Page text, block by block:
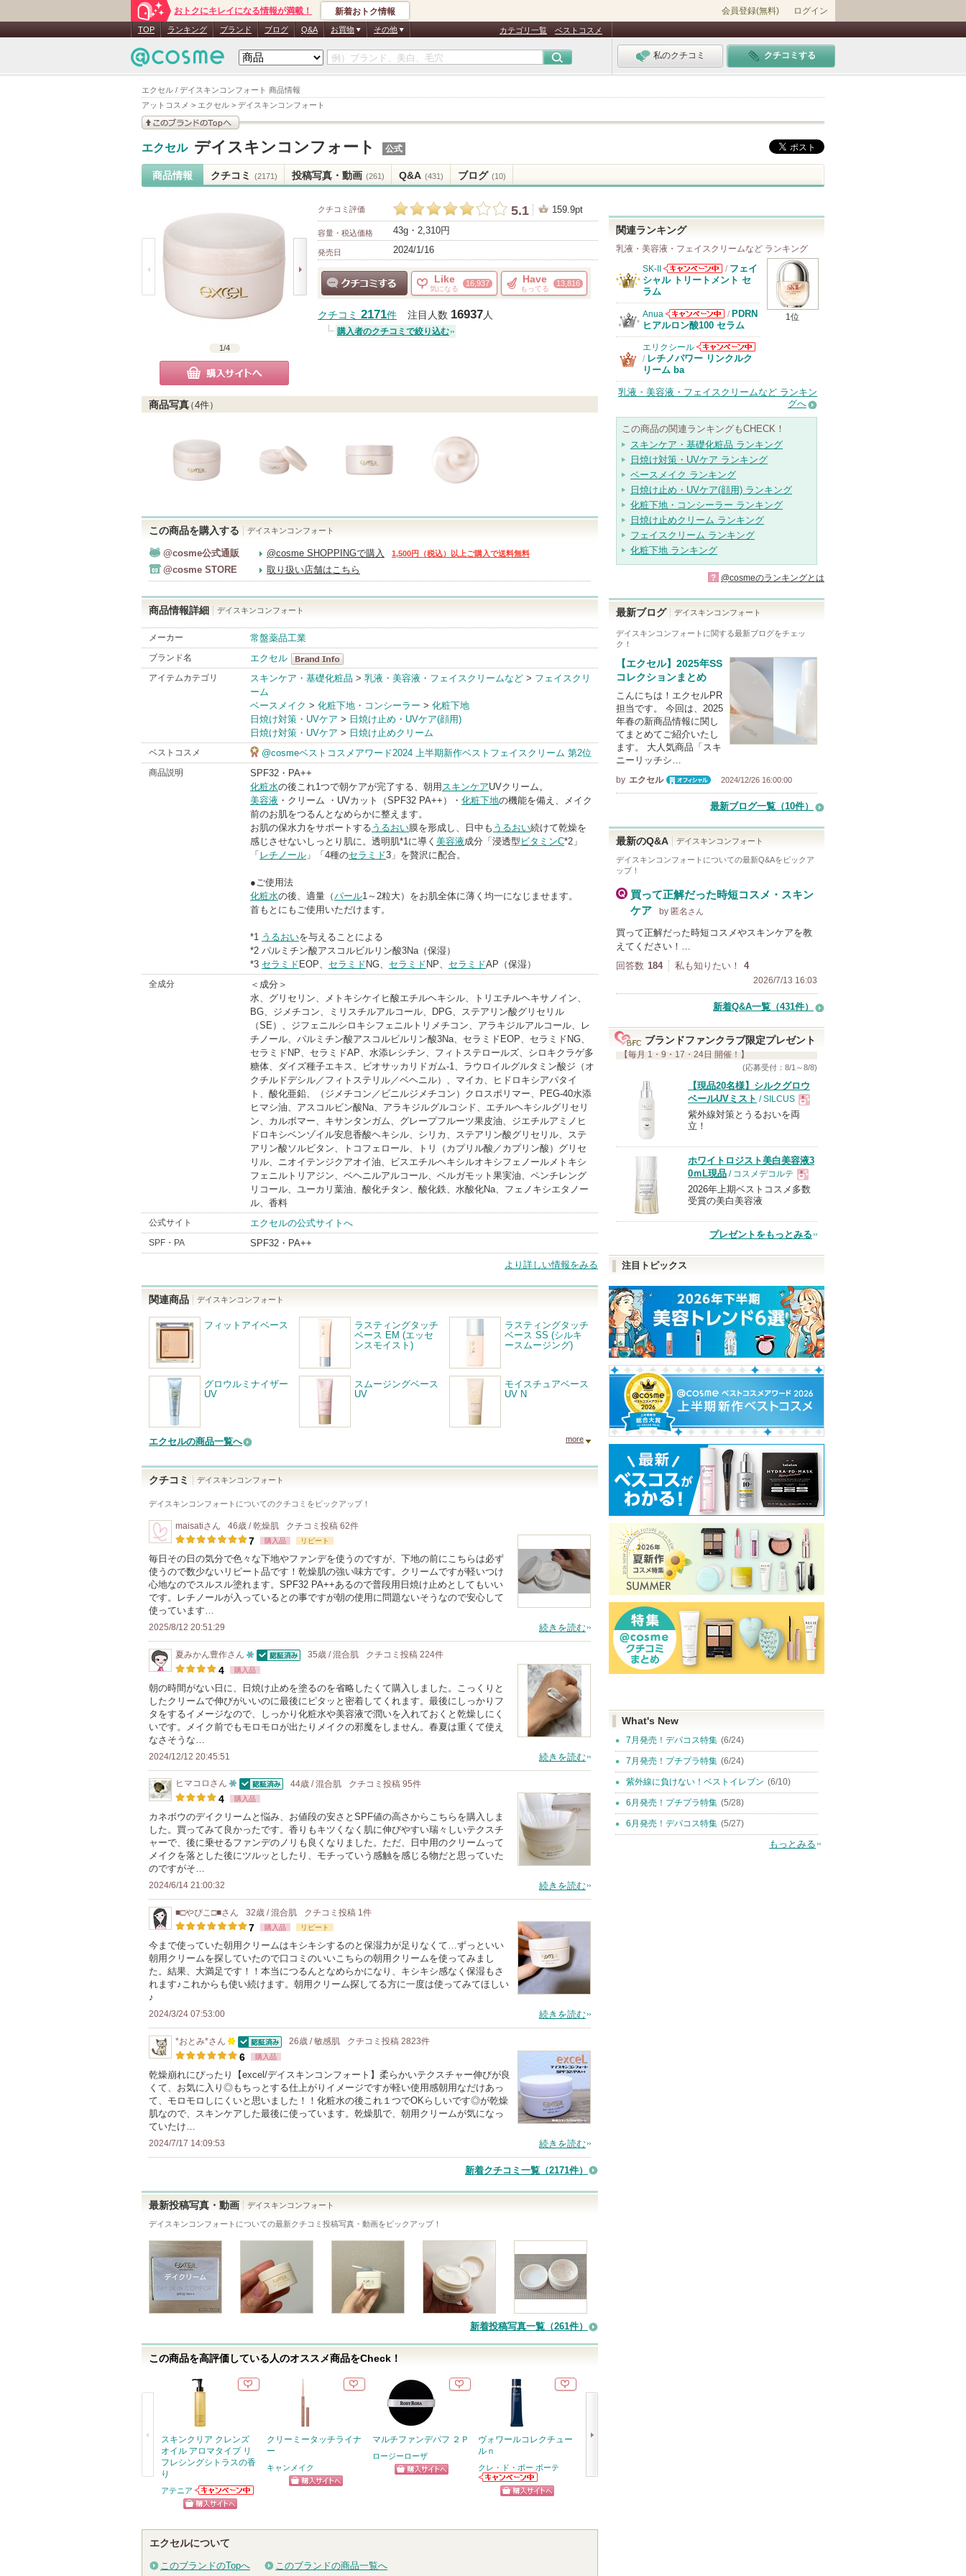
エクセル / デイスキンコンフォート 商品情報
アットコスメ > エクセル > デイスキンコンフォート
おトクにキレイになる情報が満載！ 新着おトク情報 会員登録(無料) ログイン
TOP ランキング ブランド ブログ Q&A お買物 その他 カテゴリ一覧 ベストコスメ
私のクチコミ クチコミする
このブランドの情報を
エクセル デイスキンコンフォート 公式
商品情報 クチコミ (2171) 投稿写真・動画 (261) Q&A (431) ブログ (10)
1/4
購入サイトへ
クチコミ評価 5.1 159.9pt
容量・税込価格 43g・2,310円
発売日 2024/1/16
Like
気になる
16,937 Have
もってる
13,816
クチコミ 2171件 注目人数 16937人
購入者のクチコミで絞り込む
商品写真（4件）
この商品を購入する デイスキンコンフォート
@cosme公式通販 @cosme SHOPPINGで購入 1,500円（税込）以上ご購入で送料無料
@cosme STORE 取り扱い店舗はこちら
商品情報詳細 デイスキンコンフォート
メーカー 常盤薬品工業
ブランド名
エクセル
エクセル
アイテムカテゴリ スキンケア・基礎化粧品 > 乳液・美容液・フェイスクリームなど > フェイスクリ
ーム
ベースメイク > 化粧下地・コンシーラー > 化粧下地
日焼け対策・UVケア > 日焼け止め・UVケア(顔用)
日焼け対策・UVケア > 日焼け止めクリーム
ベストコスメ @cosmeベストコスメアワード2024 上半期新作ベストフェイスクリーム 第2位
商品説明
SPF32・PA++
化粧水の後これ1つで朝ケアが完了する、朝用 スキンケアUVクリーム。
美容液 ・クリーム ・UVカット（SPF32 PA++）・ 化粧下地の機能を備え、メイク
前のお肌をつるんとなめらかに整えます。
お肌の保水力をサポートする うるおい膜を形成し、日中も うるおい続けて乾燥を
感じさせないしっとり肌に。透明肌*1に導く 美容液成分「浸透型 ビタミンC*2」
「 レチノール 」「4種のセラミド3」を贅沢に配合。
●ご使用法
化粧水の後、適量（パール1～2粒大）をお肌全体に薄く均一になじませます。
首もとにもご使用いただけます。
*1 うるおいを与えることによる
*2 パルミチン酸アスコルビルリン酸3Na（保湿）
*3 セラミド EOP、 セラミド NG、 セラミド NP、 セラミドAP（保湿）
全成分
＜成分＞
水、グリセリン、メトキシケイヒ酸エチルヘキシル、トリエチルヘキサノイン、
BG、ジメチコン、ミリスチルアルコール、DPG、ステアリン酸グリセリル
（SE）、ジフェニルシロキシフェニルトリメチコン、アラキジルアルコール、レ
チノール、パルミチン酸アスコルビルリン酸3Na、セラミドEOP、セラミドNG、
セラミドNP、セラミドAP、水添レシチン、フィトステロールズ、シロキクラゲ多
糖体、ダイズ種子エキス、ビオサッカリドガム-1、ラウロイルグルタミン酸ジ（オ
クチルドデシル／フィトステリル／ベヘニル）、マイカ、ヒドロキシアパタイ
ト、酸化亜鉛、（ジメチコン／ビニルジメチコン）クロスポリマー、PEG-40水添
ヒマシ油、アスコルビン酸Na、アラキジルグルコシド、エチルヘキシルグリセリ
ン、カルボマー、キサンタンガム、グレープフルーツ果皮油、ジエチルアミノヒ
ドロキシベンゾイル安息香酸ヘキシル、シリカ、ステアリン酸グリセリル、ステ
アリン酸ソルビタン、トコフェロール、トリ（カプリル酸／カプリン酸）グリセ
リル、ニオイテンジクアオイ油、ビスエチルヘキシルオキシフェノールメトキシ
フェニルトリアジン、ベヘニルアルコール、ベルガモット果実油、ペンチレング
リコール、ユーカリ葉油、酸化チタン、酸化鉄、水酸化Na、フェノキシエタノー
ル、香料
公式サイト エクセルの公式サイトへ
SPF・PA
SPF32・PA++
より詳しい情報をみる
関連商品 デイスキンコンフォート
フィットアイベース
ラスティングタッチ
ベース EM (エッセ
ンスモイスト)
ラスティングタッチ
ベース SS (シルキ
ースムージング)
グロウルミナイザー
UV
スムージングベース
UV
モイスチュアベース
UV N
エクセルの商品一覧へ more
クチコミ デイスキンコンフォート
デイスキンコンフォート についてのクチコミをピックアップ！
maisatiさん 46歳 / 乾燥肌 クチコミ投稿 62件
7 購入品 リピート
毎日その日の気分で色々な下地やファンデを使うのですが、下地の前にこちらは必ず
使うので数少ないリピート品です！乾燥肌の強い味方です。クリームですが軽いつけ
心地なのでスルスル塗れます。SPF32 PA++あるので普段用日焼け止めとしてもいい
です。レチノールが入っているとの事ですが朝の使用に問題ないそうなので安心して
使っています…
2025/8/12 20:51:29 続きを読む
夏みかん豊作さん
10
人
以
上
ン
バ
ー
に
お
気
り
登
録
さ
れ
ま
す
認証済
35歳 / 混合肌 クチコミ投稿 224件
4 購入品
朝の時間がない日に、日焼け止めを塗るのを省略したくて購入しました。こっくりと
したクリームで伸びがいいのに最後にピタッと密着してくれます。最後にしっかりフ
タをするイメージなので、しっかり化粧水や美容液で潤いを入れておくと乾燥しにく
いです。メイク前でもモロモロが出たりメイクの邪魔をしません。春夏は重くて使え
なさそうな…
2024/12/12 20:45:51 続きを読む
ヒマコロ さん
10
人
以
上
ン
バ
ー
に
お
気
り
登
録
さ
れ
ま
認証済
44歳 / 混合肌 クチコミ投稿 95件
4 購入品
カネボウのデイクリームと悩み、お値段の安さとSPF値の高さからこちらを購入しま
した。買ってみて良かったです。香りもキツくなく肌に伸びやすい瑞々しいテクスチ
ャーで、後に乗せるファンデのノリも良くなりました。ただ、日中用のクリームって
メイクを落とした後にツルッとしたり、モチっていう感触を感じる物だと思っていた
のですがそ…
2024/6/14 21:00:32 続きを読む
■□やぴこ□■さん 32歳 / 混合肌 クチコミ投稿 1件
7 購入品 リピート
今まで使っていた朝用クリームはキシキシするのと保湿力が足りなくて…ずっといい
朝用クリームを探していたので口コミのいいこちらの朝用クリームを使ってみまし
た。結果、大満足です！！本当につるんとなめらかになり、キシキシ感なく保湿もさ
れます♪これからも使い続けます。朝用クリーム探してる方に一度は使ってみてほしい
♪
2024/3/24 07:53:00 続きを読む
*おとみ*さん
100
人
以
上
ン
ー
に
お
さ
れ
認証済
26歳 / 敏感肌 クチコミ投稿 2823件
6 購入品
乾燥崩れにぴったり【excel/デイスキンコンフォート】柔らかいテクスチャー伸びが良
くて、お気に入り◎もちっとする仕上がりイメージですが軽い使用感朝用なだけあっ
て、モロモロしにくいと思いました！！化粧水の後これ１つでOKらしいです◎が乾燥
肌なので、スキンケアした最後に使っています。乾燥肌で、朝用クリームが気になっ
ていたけ…
2024/7/17 14:09:53 続きを読む
新着クチコミ一覧 （2171件）
最新投稿写真・動画 デイスキンコンフォート
デイスキンコンフォート についての最新クチコミ投稿写真・動画をピックアップ！
新着投稿写真一覧（261件）
この商品を高評価している人のオススメ商品をCheck！
スキンクリア クレンズ
オイル アロマタイプ リ
フレシングシトラスの香
り
アテニア
アテニアからの
お知らせがあり
グサイトへ
クリーミータッチライナ
ー
キャンメイク
マルチファンデパフ ２Ｐ
ロージーローザ
ヴォワールコレクチュー
ルｎ
クレ・ド・ポー ボーテ
クレ・ド・ポー
ボーテからのお
エッセンスインヘアミル
エクセルについて
このブランドのTopへ このブランドの商品一覧へ
関連ランキング
乳液・美容液・フェイスクリームなど ランキング
1位
SK-II
SK-IIからのお
/ フェイ
シャル トリートメント セ
ラム
Anua
Anuaからのお
知らせがありま
す
/ PDRN
ヒアルロン酸100 セラム
エリクシール
エリクシールか
/ レチノパワー リンクルク
リーム ba
乳液・美容液・フェイスクリームなど ランキン
グへ
この商品の関連ランキングもCHECK！
スキンケア・基礎化粧品 ランキング
日焼け対策・UVケア ランキング
ベースメイク ランキング
日焼け止め・UVケア(顔用) ランキング
化粧下地・コンシーラー ランキング
日焼け止めクリーム ランキング
フェイスクリーム ランキング
化粧下地 ランキング
? @cosmeのランキングとは
最新ブログ デイスキンコンフォート
デイスキンコンフォート に関する最新ブログをチェッ
ク！
【エクセル】2025年SS
コレクションまとめ
こんにちは！エクセルPR
担当です。 今回は、2025
年春の新商品情報に関し
てまとめてご紹介いたし
ます。 大人気商品「スキ
ニーリッチシ…
by エクセル
2024/12/26 16:00:00
最新ブログ一覧（10件）
最新のQ&A デイスキンコンフォート
デイスキンコンフォート についての最新Q&Aをピックア
ップ！
買って正解だった時短コスメ・スキン
ケア
by 匿名 さん
買って正解だった時短コスメやスキンケアを教
えてください！…
回答数 184 私も知りたい！ 4
2026/7/13 16:03
新着Q&A一覧（431件）
ブランドファンクラブ限定プレゼント
【毎月 1・9・17・24日 開催！】
(応募受付：8/1～8/8)
【現品20名様】シルクグロウ
ベールUVミスト / SILCUS
現
品
紫外線対策とうるおいを両
立！
ホワイトロジスト美白美容液3
0ｍL現品 / コスメデコルテ
現
品
2026年上期ベストコスメ多数
受賞の美白美容液
プレゼントをもっとみる
注目トピックス
What's New
7月発売！デパコス特集 (6/24)
7月発売！プチプラ特集 (6/24)
紫外線に負けない！ベストイレブン (6/10)
6月発売！プチプラ特集 (5/28)
6月発売！デパコス特集 (5/27)
もっとみる